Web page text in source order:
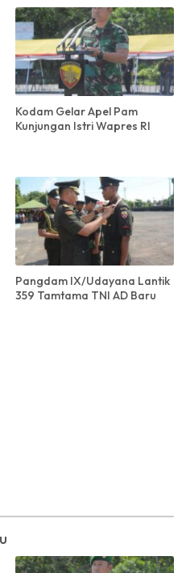
Kodam Gelar Apel Pam
Kunjungan Istri Wapres RI
Pangdam IX/Udayana Lantik
359 Tamtama TNI AD Baru